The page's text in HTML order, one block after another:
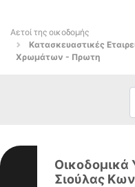
Αετοί της οικοδομής
Κατασκευαστικές
Χρωμάτων - Πρωτη
Οικοδομικά
Σιούλας